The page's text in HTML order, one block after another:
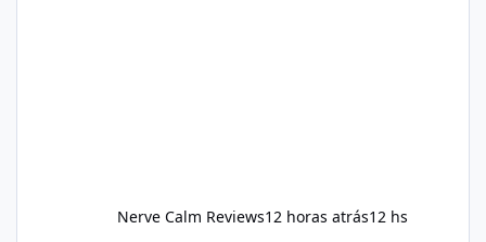
Nerve Calm Reviews12 horas atrás12 hs